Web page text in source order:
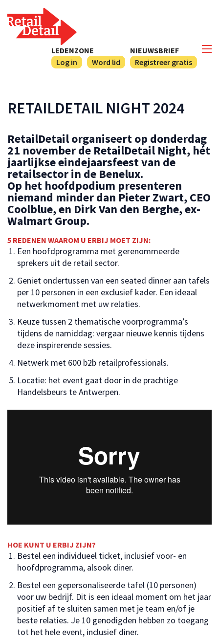
NIEUWSBRIEF
Registreer gratis
LEDENZONE
Log in
Word lid
RETAILDETAIL NIGHT 2024
RetailDetail organiseert op donderdag
21 november de RetailDetail Night, hét
jaarlijkse eindejaarsfeest van de
retailsector in de Benelux.
Op het hoofdpodium presenteren
niemand minder dan Pieter Zwart, CEO
Coolblue, en Dirk Van den Berghe, ex-
Walmart Group.
5 REDENEN WAAROM U ERBIJ MOET ZIJN:
Een hoofdprogramma met gerenommeerde
sprekers uit de retail sector.
Geniet ondertussen van een seated dinner aan tafels
per 10 personen in een exclusief kader. Een ideaal
netwerkmoment met uw relaties.
Keuze tussen 2 thematische voorprogramma’s
tijdens de namiddag: vergaar nieuwe kennis tijdens
deze inspirerende sessies.
Netwerk met 600 b2b retailprofessionals.
Locatie: het event gaat door in de prachtige
Handelsbeurs te Antwerpen.
HOE KUNT U ERBIJ ZIJN?
Bestel een individueel ticket, inclusief voor- en
hoofdprogramma, alsook diner.
Bestel een gepersonaliseerde tafel (10 personen)
voor uw bedrijf. Dit is een ideaal moment om het jaar
positief af te sluiten samen met je team en/of je
beste relaties. Je 10 genodigden hebben zo toegang
tot het hele event, inclusief diner.